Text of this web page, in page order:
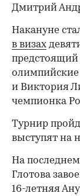
Дмитрий
Накануне
в визах
и Виктория
чемпионка
Турнир
выступят на
На
Глотова
16-летняя